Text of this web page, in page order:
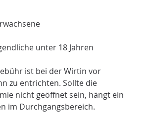
unter 18 Jahren
ist bei der Wirtin vor
zu entrichten. Sollte die
nicht geöffnet sein, hängt ein
im Durchgangsbereich.